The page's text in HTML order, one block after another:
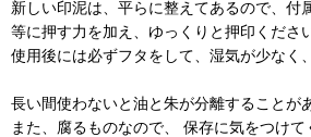
新しい印泥は、平らに整えてあるので、
等に押す力を加え、ゆっくりと押印くださ
使用後には必ずフタをして、湿気が少なく
長い間使わないと油と朱が分離することが
また、腐るものなので、 保存に気をつけて